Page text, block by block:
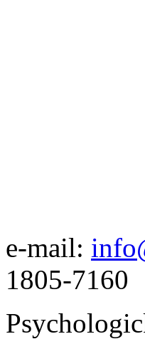
e-mail:
1805-7160